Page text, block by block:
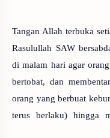
Tangan Allah terbuka
Rasulullah SAW
di malam hari agar
bertobat, dan
orang yang berbuat
terus berlaku) hingga